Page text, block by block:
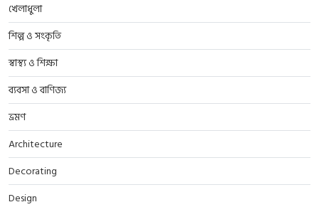
খেলাধুলা
শিল্প ও সংকৃতি
স্বাস্থ্য ও শিক্ষা
ব্যবসা ও বাণিজ্য
ভ্রমণ
Architecture
Decorating
Design